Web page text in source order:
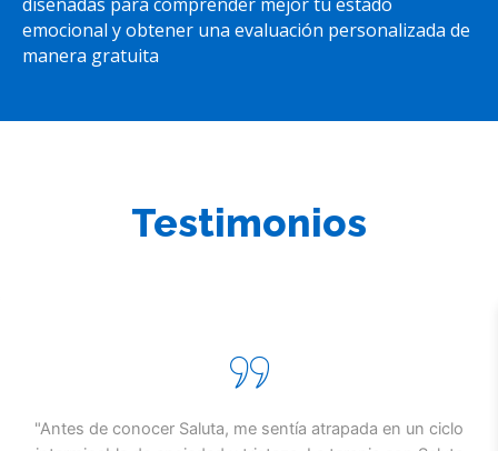
emocional y obtener una evaluación personalizada de
manera gratuita
Testimonios
"Antes de conocer Saluta, me sentía atrapada en un ciclo